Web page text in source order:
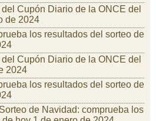
Cupón Diario de la ONCE del
de 2024
los resultados del sorteo de
Cupón Diario de la ONCE del
2024
los resultados del sorteo de
de Navidad: comprueba los